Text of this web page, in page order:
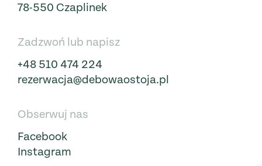
78-550 Czaplinek
Zadzwoń lub napisz
+48 510 474 224
rezerwacja@debowaostoja.pl
Obserwuj nas
Facebook
Instagram